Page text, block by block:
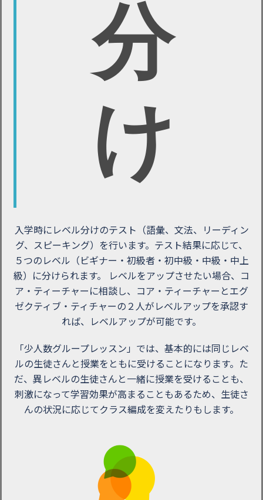
分
け
入学時にレベル分けのテスト（語彙、文法、リーディン
グ、スピーキング）を行います。テスト結果に応じて、
５つのレベル（ビギナー・初級者・初中級・中級・中上
級）に分けられます。 レベルをアップさせたい場合、コ
ア・ティーチャーに相談し、コア・ティーチャーとエグ
ゼクティブ・ティチャーの２人がレベルアップを承認す
れば、レベルアップが可能です。
「少人数グループレッスン」では、基本的には同じレベ
ルの生徒さんと授業をともに受けることになります。た
だ、異レベルの生徒さんと一緒に授業を受けることも、
刺激になって学習効果が高まることもあるため、生徒さ
んの状況に応じてクラス編成を変えたりもします。